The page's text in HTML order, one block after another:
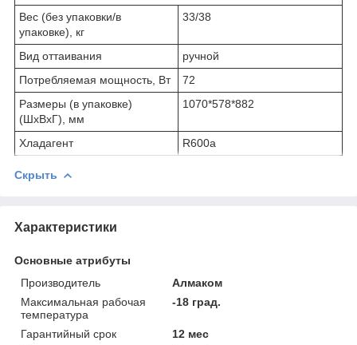
Вес (без упаковки/в
упаковке), кг
33/38
Вид оттаивания
ручной
Потребляемая мощность, Вт
72
Размеры (в упаковке)
(ШхВхГ), мм
1070*578*882
Хладагент R600a
Скрыть
Характеристики
Основные атрибуты
Производитель
Алмаком
Максимальная рабочая
температура
-18 град.
Гарантийный срок
12 мес